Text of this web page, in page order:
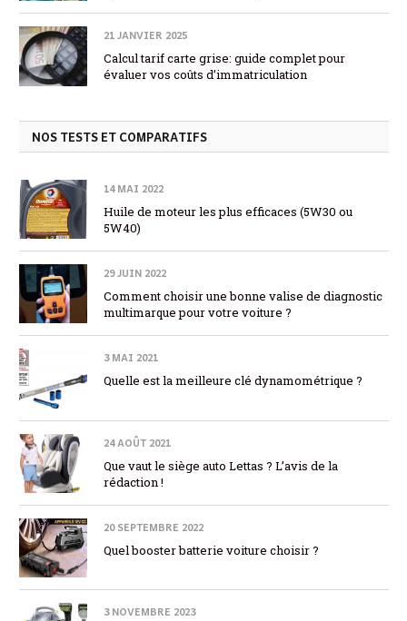
21 JANVIER 2025
Calcul tarif carte grise: guide complet pour
évaluer vos coûts d’immatriculation
NOS TESTS ET COMPARATIFS
14 MAI 2022
Huile de moteur les plus efficaces (5W30 ou
5W40)
29 JUIN 2022
Comment choisir une bonne valise de diagnostic
multimarque pour votre voiture ?
3 MAI 2021
Quelle est la meilleure clé dynamométrique ?
24 AOÛT 2021
Que vaut le siège auto Lettas ? L’avis de la
rédaction !
20 SEPTEMBRE 2022
Quel booster batterie voiture choisir ?
3 NOVEMBRE 2023